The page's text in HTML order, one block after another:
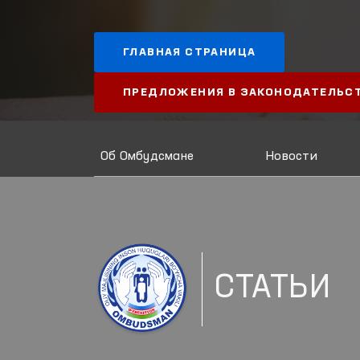
ГЛАВНАЯ СТРАНИЦА
ПРЕДЛОЖЕНИЯ В
Об Омбудсмане Новости
СТАТЬИ